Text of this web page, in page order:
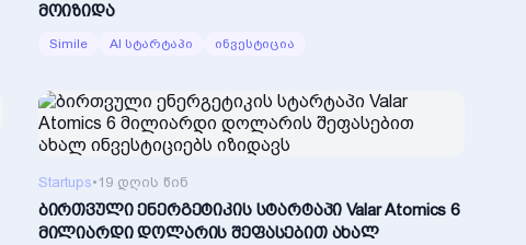
მოიზიდა
Simile AI სტარტაპი ინვესტიცია
Startups•19 დღის წინ
ბირთვული ენერგეტიკის სტარტაპი Valar Atomics 6
მილიარდი დოლარის შეფასებით ახალ